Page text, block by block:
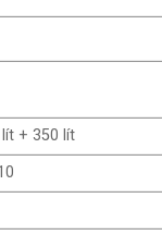
+ 350 lít